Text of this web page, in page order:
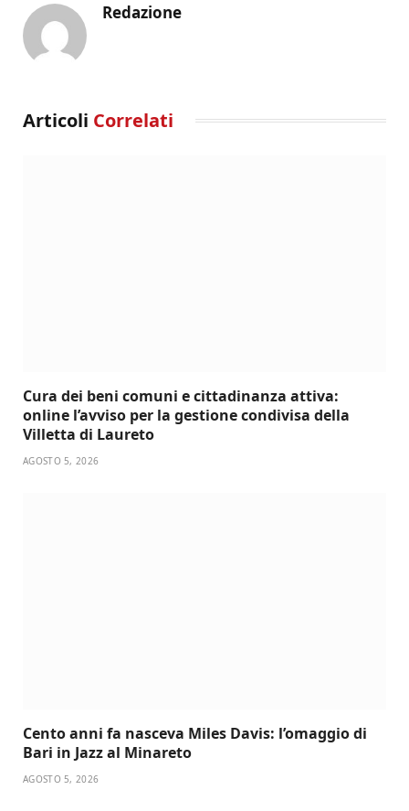
Redazione
Articoli Correlati
Cura dei beni comuni e cittadinanza attiva:
online l’avviso per la gestione condivisa della
Villetta di Laureto
AGOSTO 5, 2026
Cento anni fa nasceva Miles Davis: l’omaggio di
Bari in Jazz al Minareto
AGOSTO 5, 2026